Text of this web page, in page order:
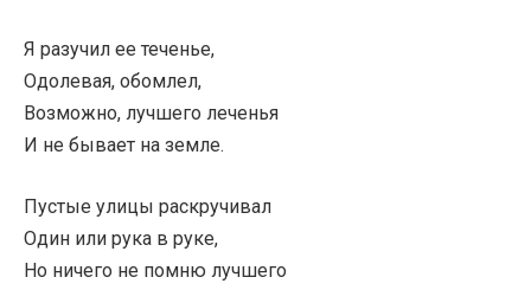
Я разучил ее теченье,
Одолевая, обомлел,
Возможно, лучшего леченья
И не бывает на земле.
Пустые улицы раскручивал
Один или рука в руке,
Но ничего не помню лучшего